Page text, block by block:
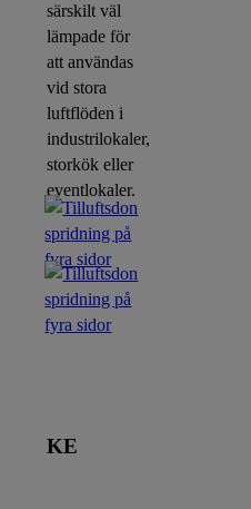
särskilt väl
lämpade för
att användas
vid stora
luftflöden i
industrilokaler,
storkök eller
eventlokaler.
KE